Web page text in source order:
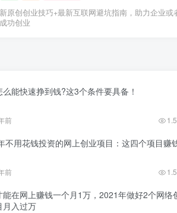
原创创业技巧+最新互联网避坑指南，助力企业或
功创业
么能快速挣到钱?这3个条件要具备！
前
不用花钱投资的网上创业项目：这四个项目赚
前
能在网上赚钱一个月1万，2021年做好2个网络
月入过万